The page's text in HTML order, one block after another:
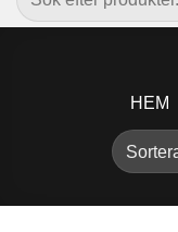
efter:
HEM